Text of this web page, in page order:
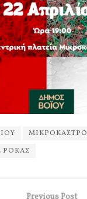
ΜΙΚΡΟΚΑΣΤΡΟ
ΡΟΚΑΣ